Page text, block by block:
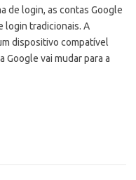
de login, as contas Google
login tradicionais. A
dispositivo compatível
Google vai mudar para a